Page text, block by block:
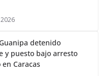
detenido
y puesto bajo arresto
Caracas